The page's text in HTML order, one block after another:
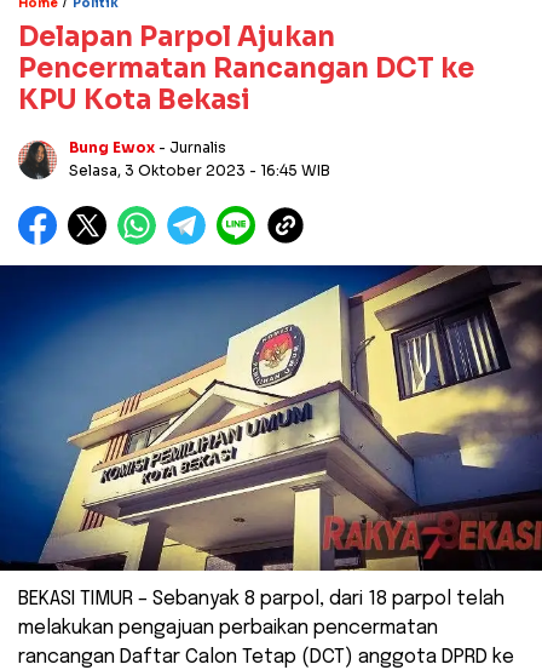
Home Politik
Delapan Parpol Ajukan
Pencermatan Rancangan DCT ke
KPU Kota Bekasi
Bung Ewox - Jurnalis
Selasa, 3 Oktober 2023 - 16:45 WIB
BEKASI TIMUR – Sebanyak 8 parpol, dari 18 parpol telah
melakukan pengajuan perbaikan pencermatan
rancangan Daftar Calon Tetap (DCT) anggota DPRD ke